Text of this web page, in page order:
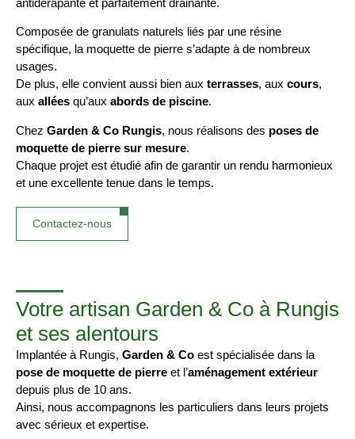
Composée de granulats naturels liés par une résine
spécifique, la moquette de pierre s’adapte à de nombreux
usages.
De plus, elle convient aussi bien aux terrasses, aux cours,
aux allées qu’aux abords de piscine.
Chez Garden & Co Rungis, nous réalisons des poses de
moquette de pierre sur mesure.
Chaque projet est étudié afin de garantir un rendu harmonieux
et une excellente tenue dans le temps.
Contactez-nous
Votre artisan Garden & Co à Rungis
et ses alentours
Implantée à Rungis, Garden & Co est spécialisée dans la
pose de moquette de pierre et l’aménagement extérieur
depuis plus de 10 ans.
Ainsi, nous accompagnons les particuliers dans leurs projets
avec sérieux et expertise.